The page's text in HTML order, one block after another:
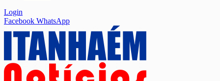
Login
Facebook WhatsApp